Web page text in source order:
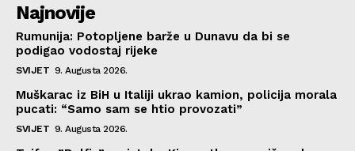
Najnovije
Rumunija: Potopljene barže u Dunavu da bi se
podigao vodostaj rijeke
SVIJET 9. Augusta 2026.
Muškarac iz BiH u Italiji ukrao kamion, policija morala
pucati: “Samo sam se htio provozati”
SVIJET 9. Augusta 2026.